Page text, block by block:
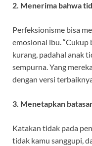
2. Menerima bahwa
Perfeksionisme bisa
emosional ibu. “Cukup
kurang, padahal anak
sempurna. Yang
dengan versi
3. Menetapkan
Katakan tidak pada
tidak kamu sanggupi,